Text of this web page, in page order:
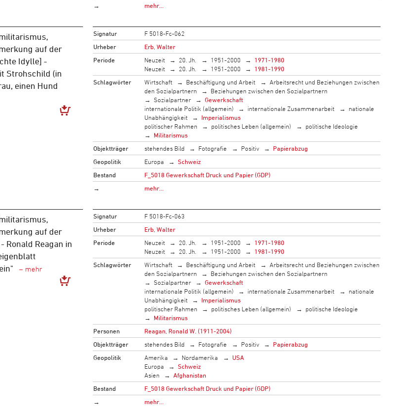
→
mehr…
auf der
Idylle] -
Strohschild (in
einen Hund
Signatur
F 5018-Fc-062
Urheber
Erb, Walter
Periode
Neuzeit 20. Jh. 1951-2000
1971-1980
Neuzeit
20. Jh. 1951-2000
1981-1990
Schlagwörter
Wirtschaft Beschäftigung und Arbeit
Arbeitsrecht und Beziehungen zwischen
den Sozialpartnern
Beziehungen zwischen den Sozialpartnern
Sozialpartner
Gewerkschaft
internationale Politik (allgemein)
internationale Zusammenarbeit
nationale
Unabhängigkeit
Imperialismus
politischer Rahmen
politisches Leben (allgemein)
politische Ideologie
Militarismus
Objektträger
stehendes Bild Fotografie Positiv
Papierabzug
Geopolitik
Europa
Schweiz
Bestand
F_5018 Gewerkschaft Druck und Papier (GDP)
→
mehr…
auf der
Ronald Reagan in
Signatur
F 5018-Fc-063
Urheber
Erb, Walter
Periode
Neuzeit 20. Jh. 1951-2000
1971-1980
Neuzeit
20. Jh. 1951-2000
1981-1990
Schlagwörter
Wirtschaft Beschäftigung und Arbeit
Arbeitsrecht und Beziehungen zwischen
den Sozialpartnern
Beziehungen zwischen den Sozialpartnern
Sozialpartner
Gewerkschaft
internationale Politik (allgemein)
internationale Zusammenarbeit
nationale
Unabhängigkeit
Imperialismus
politischer Rahmen
politisches Leben (allgemein)
politische Ideologie
Militarismus
Personen
Reagan, Ronald W. (1911-2004)
Objektträger
stehendes Bild Fotografie Positiv
Papierabzug
Geopolitik
Amerika Nordamerika
USA
Europa
Schweiz
Asien
Afghanistan
Bestand
F_5018 Gewerkschaft Druck und Papier (GDP)
→
mehr…